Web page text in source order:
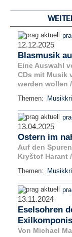
12.12.2025
Blasmusik
Eine Auswahl
CDs mit Musik
werden wollen
Themen:
13.04.2025
Ostern im
Auf den
Kryštof Harant
Themen:
13.11.2024
Eselsohren
Von Michael